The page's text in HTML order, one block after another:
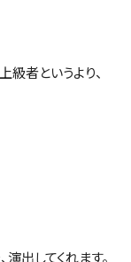
者というより、
出してくれます。